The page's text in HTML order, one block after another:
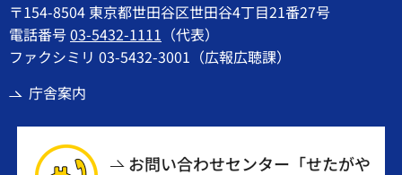
〒154-8504 東京都世田谷区世田谷4丁目21番27号
電話番号03-5432-1111 （代表）
ファクシミリ 03-5432-3001（広報広聴課）
庁舎案内
お問い合わせセンター「せたがや